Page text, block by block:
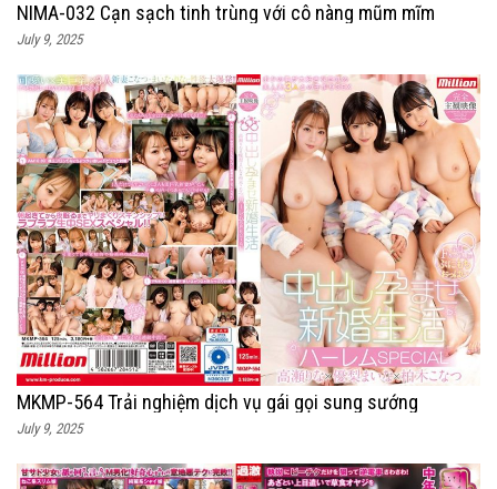
NIMA-032 Cạn sạch tinh trùng với cô nàng mũm mĩm
July 9, 2025
MKMP-564 Trải nghiệm dịch vụ gái gọi sung sướng
July 9, 2025